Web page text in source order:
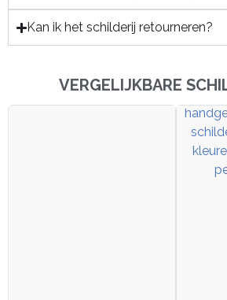
Kan ik het schilderij retourneren?
VERGELIJKBARE